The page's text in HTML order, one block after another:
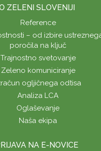
ZELENI SLOVENIJI
Reference
– od izbire
poročila na ključ
Trajnostno svetovanje
Zeleno komuniciranje
ogljičnega odtisa
Analiza LCA
Oglaševanje
Naša ekipa
NA E-NOVICE